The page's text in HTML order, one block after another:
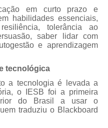
em curto prazo e
habilidades essenciais,
tolerância ao
saber lidar com
e aprendizagem
tecnológica
a tecnologia é levada a
o IESB foi a primeira
do Brasil a usar o
traduziu o Blackboard